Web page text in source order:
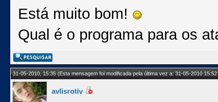
Está muito bom!
Qual é o programa para os
31-05-2010, 15:35(Esta mensagem foi modificada pela última vez a: 31-05-2010
avlisrotiv